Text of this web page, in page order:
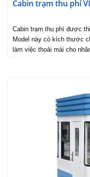
Cabin trạm thu phí
Cabin trạm thu phí được
Model này có kích thước
làm việc thoải mái cho